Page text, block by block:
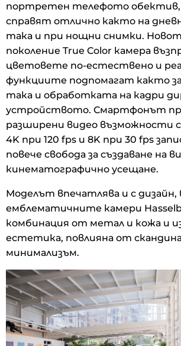
портретен телефото обектив,
справят отлично както на
така и при нощни снимки.
поколение True Color камера
цветовете по-естествено и
функциите подпомагат както
така и обработката на кадри
устройството. Смартфонът
разширени видео възможности
4K при 120 fps и 8K при 30 fps
повече свобода за създаване на
кинематографично усещане.
Моделът впечатлява и с дизайн,
емблематичните камери
комбинация от метал и кожа и
естетика, повлияна от
минимализъм.